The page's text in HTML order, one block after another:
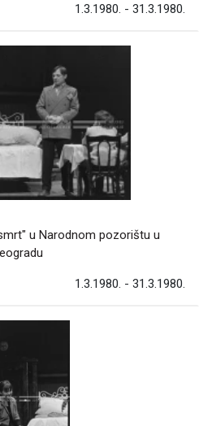
1.3.1980. - 31.3.1980.
u Narodnom pozorištu u
1.3.1980. - 31.3.1980.